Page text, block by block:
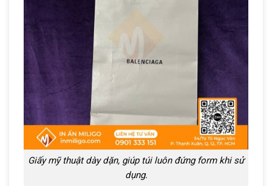
Giấy mỹ thuật dày dặn, giúp túi luôn đứng form khi sử
dụng.